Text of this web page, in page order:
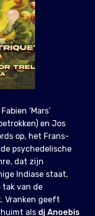
‘Mars’
en Jos
op, het Frans-
psychedelische
dat zijn
Indiase staat,
van de
Vranken geeft
als dj Anoebis